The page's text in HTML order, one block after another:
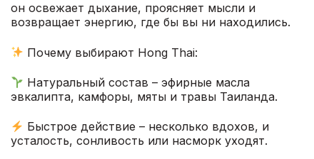
он освежает дыхание, проясняет мысли и
возвращает энергию, где бы вы ни находились.
Почему выбирают Hong Thai:
Натуральный состав – эфирные масла
эвкалипта, камфоры, мяты и травы Таиланда.
Быстрое действие – несколько вдохов, и
усталость, сонливость или насморк уходят.